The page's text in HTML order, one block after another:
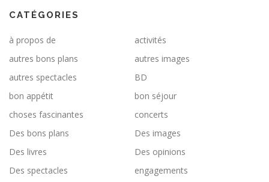
CATÉGORIES
à propos de
activités
autres bons plans
autres images
autres spectacles
BD
bon appétit
bon séjour
choses fascinantes
concerts
Des bons plans
Des images
Des livres
Des opinions
Des spectacles
engagements